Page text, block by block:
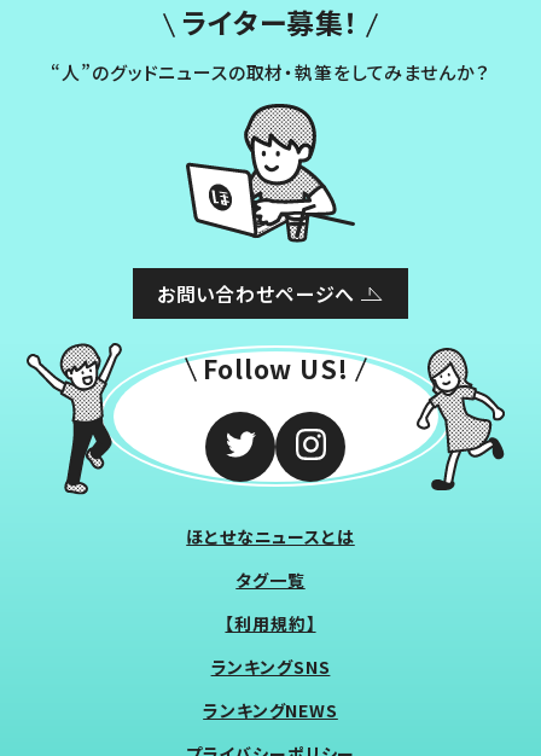
ライター募集！
“人”のグッドニュースの取材・執筆をしてみませんか？
お問い合わせページへ
Follow US!
ほとせなニュースとは
タグ一覧
【利用規約】
ランキングSNS
ランキングNEWS